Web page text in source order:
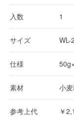
入数 1
サイズ WL-
仕様
素材 小
参考上代 ￥